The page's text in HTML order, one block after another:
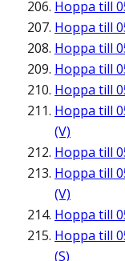
Hoppa till
Hoppa till
Hoppa till
Hoppa till
Hoppa till
Hoppa till
(V)
Hoppa till
Hoppa till
(V)
Hoppa till
Hoppa till
(S)